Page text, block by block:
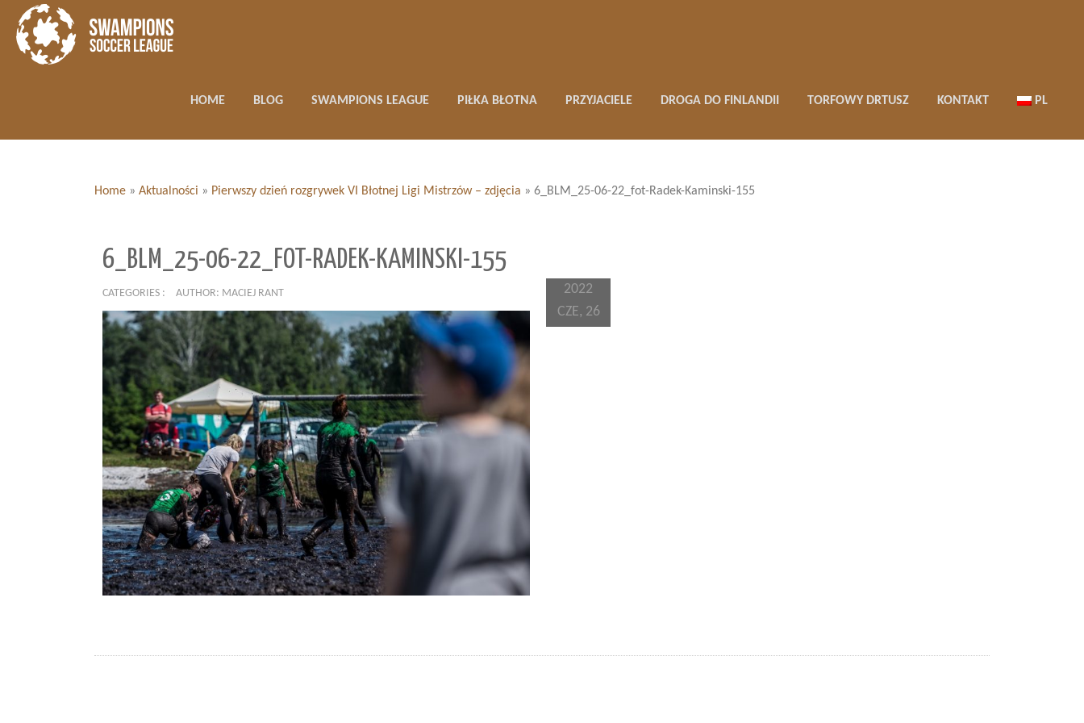
HOME BLOG SWAMPIONS LEAGUE PIŁKA BŁOTNA PRZYJACIELE DROGA DO FINLANDII TORFOWY DRTUSZ KONTAKT PL
Home » Aktualności » Pierwszy dzień rozgrywek VI Błotnej Ligi Mistrzów – zdjęcia » 6_BLM_25-06-22_fot-Radek-Kaminski-155
6_BLM_25-06-22_FOT-RADEK-KAMINSKI-155
CATEGORIES : AUTHOR: MACIEJ RANT
2022
CZE, 26